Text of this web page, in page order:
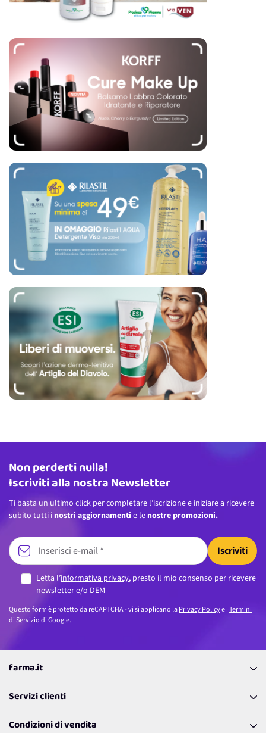
Indirizzo email
Non perderti nulla!
Iscriviti alla nostra Newsletter
Ti basta un ultimo click per completare l’iscrizione e iniziare a ricevere
subito tutti i nostri aggiornamenti e le nostre promozioni.
Iscriviti
Letta l’informativa privacy, presto il mio consenso per ricevere
newsletter e/o DEM
Questo form è protetto da reCAPTCHA - vi si applicano laPrivacy Policye iTermini
di Serviziodi Google.
farma.it
Coupon
Lavora con noi
Servizi clienti
Richiamami
Condizioni di vendita